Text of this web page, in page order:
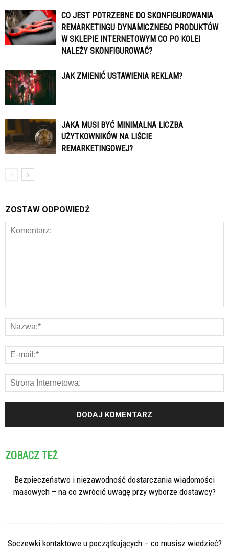
CO JEST POTRZEBNE DO SKONFIGUROWANIA
REMARKETINGU DYNAMICZNEGO PRODUKTÓW
W SKLEPIE INTERNETOWYM CO PO KOLEI
NALEŻY SKONFIGUROWAĆ?
JAK ZMIENIĆ USTAWIENIA REKLAM?
JAKA MUSI BYĆ MINIMALNA LICZBA
UŻYTKOWNIKÓW NA LIŚCIE
REMARKETINGOWEJ?
ZOSTAW ODPOWIEDŹ
ZOBACZ TEŻ
Bezpieczeństwo i niezawodność dostarczania wiadomości
masowych – na co zwrócić uwagę przy wyborze dostawcy?
Soczewki kontaktowe u początkujących – co musisz wiedzieć?